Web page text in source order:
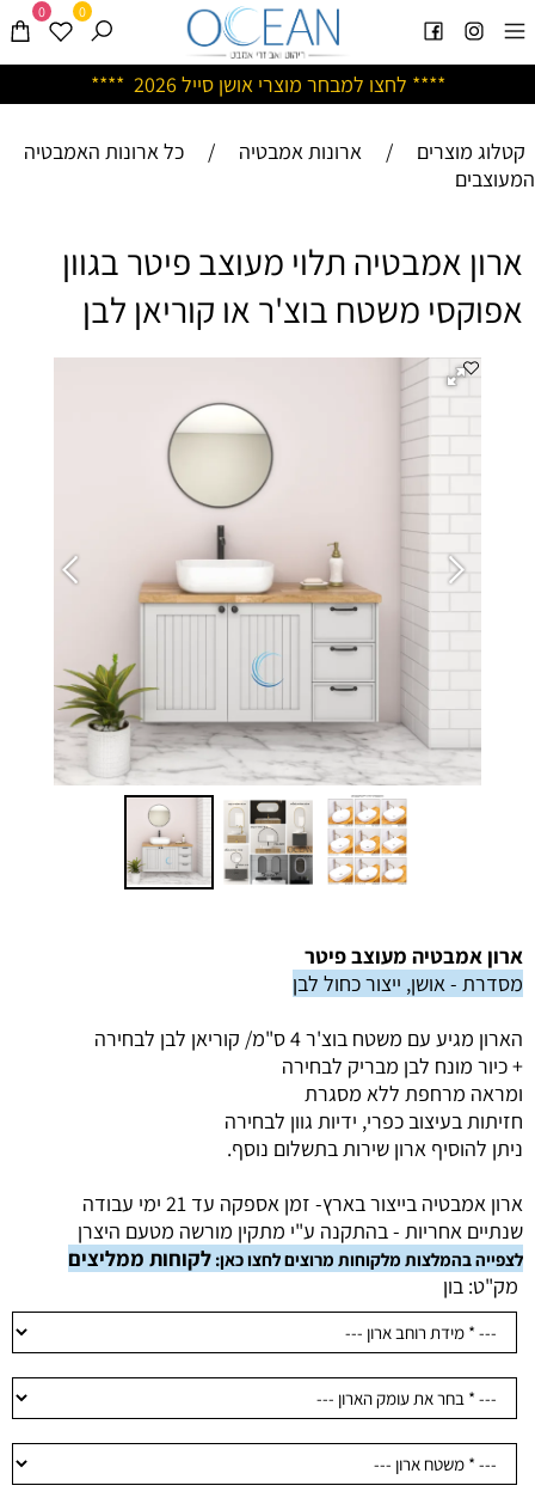
**** לחצו למבחר מוצרי אושן סייל 2026 ****
0 0
קטלוג מוצרים / ארונות אמבטיה /
כל ארונות האמבטיה
המעוצבים
ארון אמבטיה תלוי מעוצב פיטר בגוון
אפוקסי משטח בוצ'ר או קוריאן לבן
ארון אמבטיה מעוצב פיטר
מסדרת - אושן, ייצור כחול לבן
הארון מגיע עם משטח בוצ'ר 4 ס"מ/ קוריאן לבן לבחירה
+ כיור מונח לבן מבריק לבחירה
ומראה מרחפת ללא מסגרת
חזיתות בעיצוב כפרי, ידיות גוון לבחירה
ניתן להוסיף ארון שירות בתשלום נוסף.
ארון אמבטיה בייצור בארץ- זמן אספקה עד 21 ימי עבודה
שנתיים אחריות - בהתקנה ע"י מתקין מורשה מטעם היצרן
לצפייה בהמלצות מלקוחות מרוצים לחצו כאן: לקוחות ממליצים
מק"ט: בון